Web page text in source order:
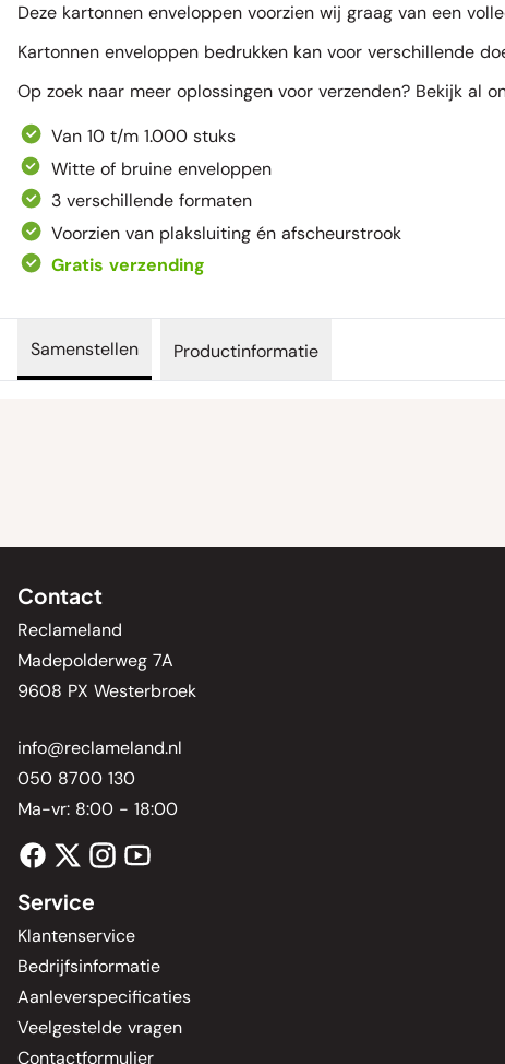
Deze kartonnen enveloppen voorzien wij graag van een
Kartonnen enveloppen bedrukken kan voor verschillende
Op zoek naar meer oplossingen voor verzenden? Bekijk al
Van 10 t/m 1.000 stuks
Witte of bruine enveloppen
3 verschillende formaten
Voorzien van plaksluiting én afscheurstrook
Gratis verzending
Samenstellen Productinformatie
Contact
Reclameland
Madepolderweg 7A
9608 PX Westerbroek
info@reclameland.nl
050 8700 130
Ma-vr: 8:00 - 18:00
Service
Klantenservice
Bedrijfsinformatie
Aanleverspecificaties
Veelgestelde vragen
Contactformulier